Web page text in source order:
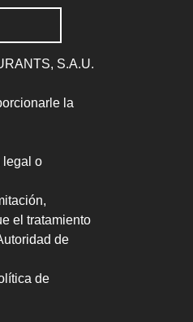
S.A.U.
la
legal o
el tratamiento
de
de